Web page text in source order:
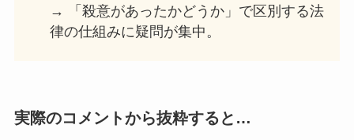
→ 「殺意があったかどうか」で区別する法
律の仕組みに疑問が集中。
実際のコメントから抜粋すると…